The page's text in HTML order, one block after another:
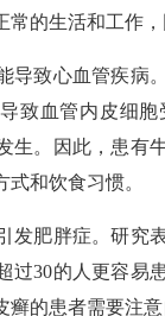
常的生活和工作，
致心血管疾病。
致血管内皮细
生。因此，患有
和饮食习惯。
肥胖症。研究表
过30的人更容易
的患者需要注